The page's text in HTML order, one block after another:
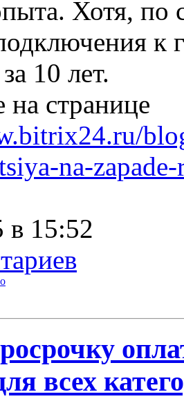
Хотя, по
к
10 лет.
странице
na-
в 15:52
всех